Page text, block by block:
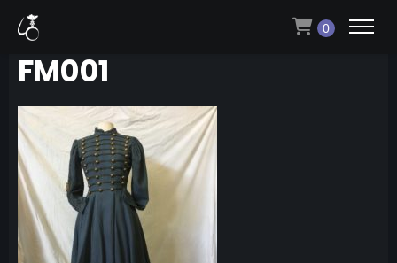
0
FM001